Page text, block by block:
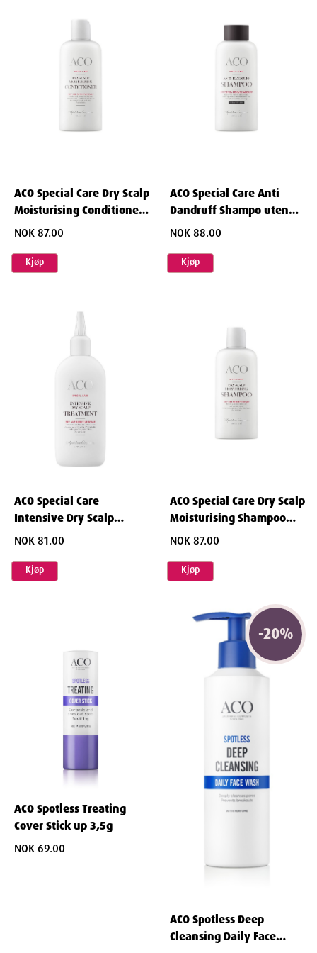
ACO Special Care Dry Scalp
Moisturising Conditioner
200ml
NOK 87.00
Kjøp
ACO Special Care Anti
Dandruff Shampo uten
parfyme 200ml
NOK 88.00
Kjøp
ACO Special Care
Intensive Dry Scalp
Treatment 150ml
NOK 81.00
Kjøp
ACO Special Care Dry Scalp
Moisturising Shampoo
uten parfyme 200ml
NOK 87.00
Kjøp
ACO Spotless Treating
Cover Stick up 3,5g
NOK 69.00
-20%
ACO Spotless Deep
Cleansing Daily Face